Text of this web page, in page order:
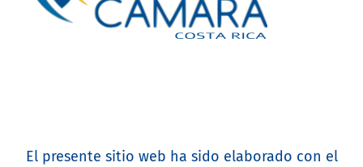
El presente sitio web ha sido elaborado con el